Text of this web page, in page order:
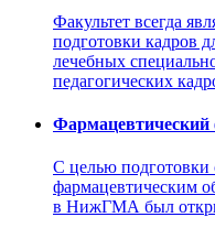
Факультет всегда
подготовки кадров
лечебных
педагогических
Фармацевтический
С целью
фармацевтическим
в НижГМА был